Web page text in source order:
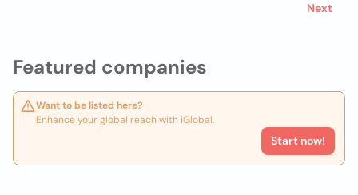
Featured companies
Want to be listed here?
Enhance your global reach with iGlobal.
Start now!
Next